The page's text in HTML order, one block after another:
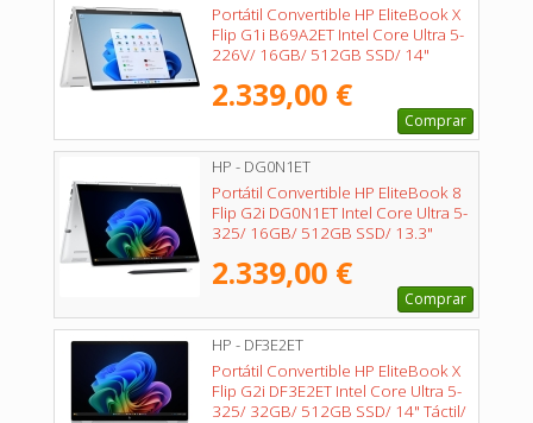
Portátil Convertible HP EliteBook X
Flip G1i B69A2ET Intel Core Ultra 5-
226V/ 16GB/ 512GB SSD/ 14"
2.339,00 €
Comprar
HP - DG0N1ET
Portátil Convertible HP EliteBook 8
Flip G2i DG0N1ET Intel Core Ultra 5-
325/ 16GB/ 512GB SSD/ 13.3"
2.339,00 €
Comprar
HP - DF3E2ET
Portátil Convertible HP EliteBook X
Flip G2i DF3E2ET Intel Core Ultra 5-
325/ 32GB/ 512GB SSD/ 14" Táctil/